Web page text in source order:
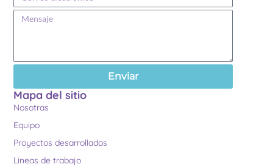
Enviar
Mapa del sitio
Nosotras
Equipo
Proyectos desarrollados
Lineas de trabajo